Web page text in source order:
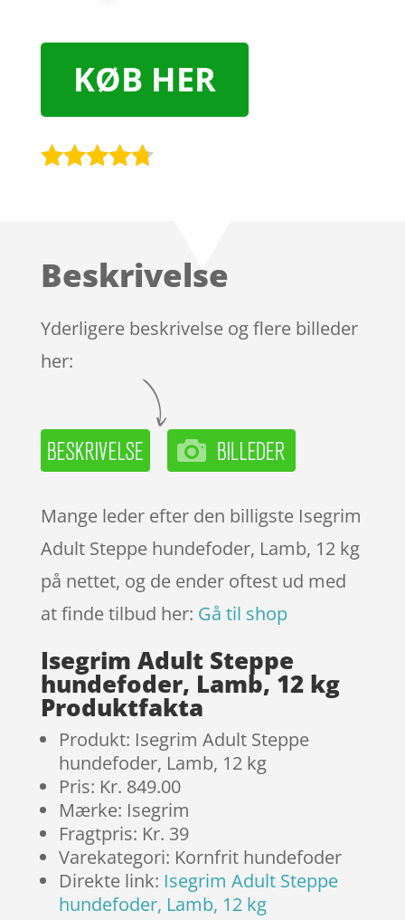
KØB HER
på
mmelser
Beskrivelse
Yderligere beskrivelse og flere billeder
her:
Mange leder efter den billigste Isegrim
Adult Steppe hundefoder, Lamb, 12 kg
på nettet, og de ender oftest ud med
at finde tilbud her: Gå til shop
Isegrim Adult Steppe
hundefoder, Lamb, 12 kg
Produktfakta
Produkt: Isegrim Adult Steppe
hundefoder, Lamb, 12 kg
Pris: Kr. 849.00
Mærke: Isegrim
Fragtpris: Kr. 39
Varekategori: Kornfrit hundefoder
Direkte link: Isegrim Adult Steppe
hundefoder, Lamb, 12 kg